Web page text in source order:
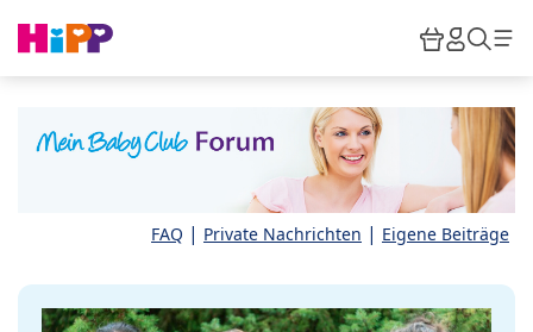
HiPP
FAQ | Private Nachrichten | Eigene Beiträge